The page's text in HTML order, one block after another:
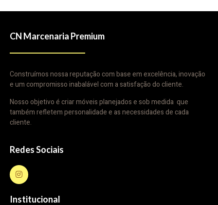
CN Marcenaria Premium
Construímos nossa reputação com base em excelência, inovação
e um compromisso inabalável com a satisfação do cliente.
Nosso objetivo é criar móveis planejados e sob medida que
também refletem personalidade e as necessidades de cada
cliente.
Redes Sociais
Institucional